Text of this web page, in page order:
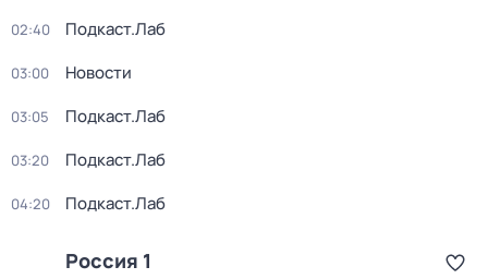
02:40 Подкаст.Лаб
03:00 Новости
03:05 Подкаст.Лаб
03:20 Подкаст.Лаб
04:20 Подкаст.Лаб
Россия 1